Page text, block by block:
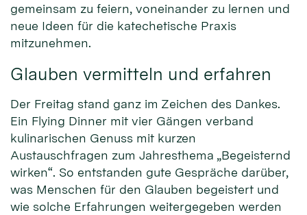
gemeinsam zu feiern, voneinander zu lernen und
neue Ideen für die katechetische Praxis
mitzunehmen.
Glauben vermitteln und erfahren
Der Freitag stand ganz im Zeichen des Dankes.
Ein Flying Dinner mit vier Gängen verband
kulinarischen Genuss mit kurzen
Austauschfragen zum Jahresthema „Begeisternd
wirken“. So entstanden gute Gespräche darüber,
was Menschen für den Glauben begeistert und
wie solche Erfahrungen weitergegeben werden